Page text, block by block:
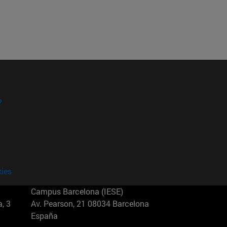
3
Campus Barcelona (IESE)
Av. Pearson, 21 08034 Barcelona
España